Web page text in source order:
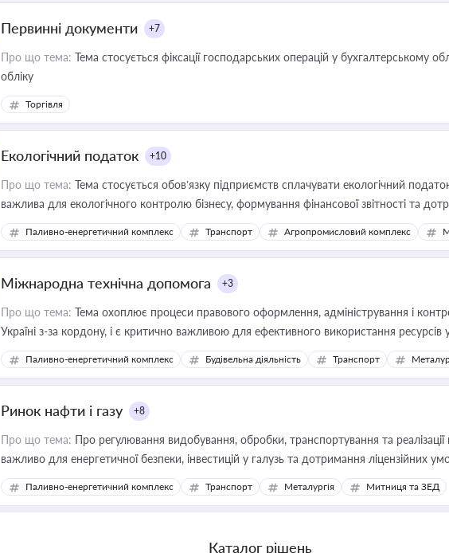
Первинні документи +7
Про що тема: Тема стосується фіксації господарських операцій у бухгалтерському
обліку
Торгівля
Екологічний податок +10
Про що тема: Тема стосується обов’язку підприємств сплачувати екологічний
важлива для екологічного контролю бізнесу, формування фінансової звітності та
законодавства
Паливно-енергетичний комплекс Транспорт Агропромисловий комплекс
Міжнародна технічна допомога +3
Про що тема: Тема охоплює процеси правового оформлення, адміністрування і
Україні з-за кордону, і є критично важливою для ефективного використання ресурсів
інфраструктурних проєктів
Паливно-енергетичний комплекс Будівельна діяльність Транспорт
Ринок нафти і газу +8
Про що тема: Про регулювання видобування, обробки, транспортування та
важливо для енергетичної безпеки, інвестицій у галузь та дотримання ліцензійних
Паливно-енергетичний комплекс Транспорт Металургія Митниця та ЗЕД
Каталог рішень